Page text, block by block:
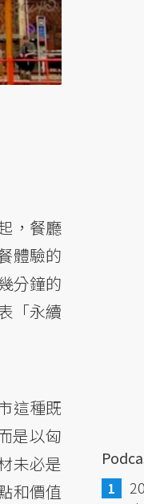
，餐廳
體驗的
分鐘的
「永續
這種既
是以匈
未必是
和價值